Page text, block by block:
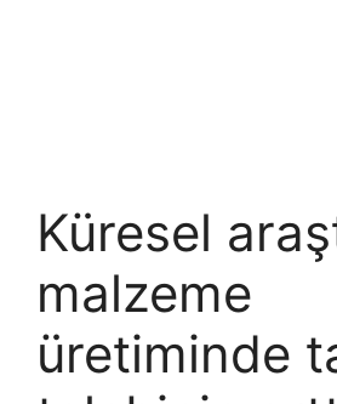
Küresel
malzeme
üretiminde